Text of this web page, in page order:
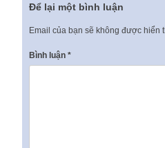
Để lại một bình luận
Email của bạn sẽ không được hiển
Bình luận *